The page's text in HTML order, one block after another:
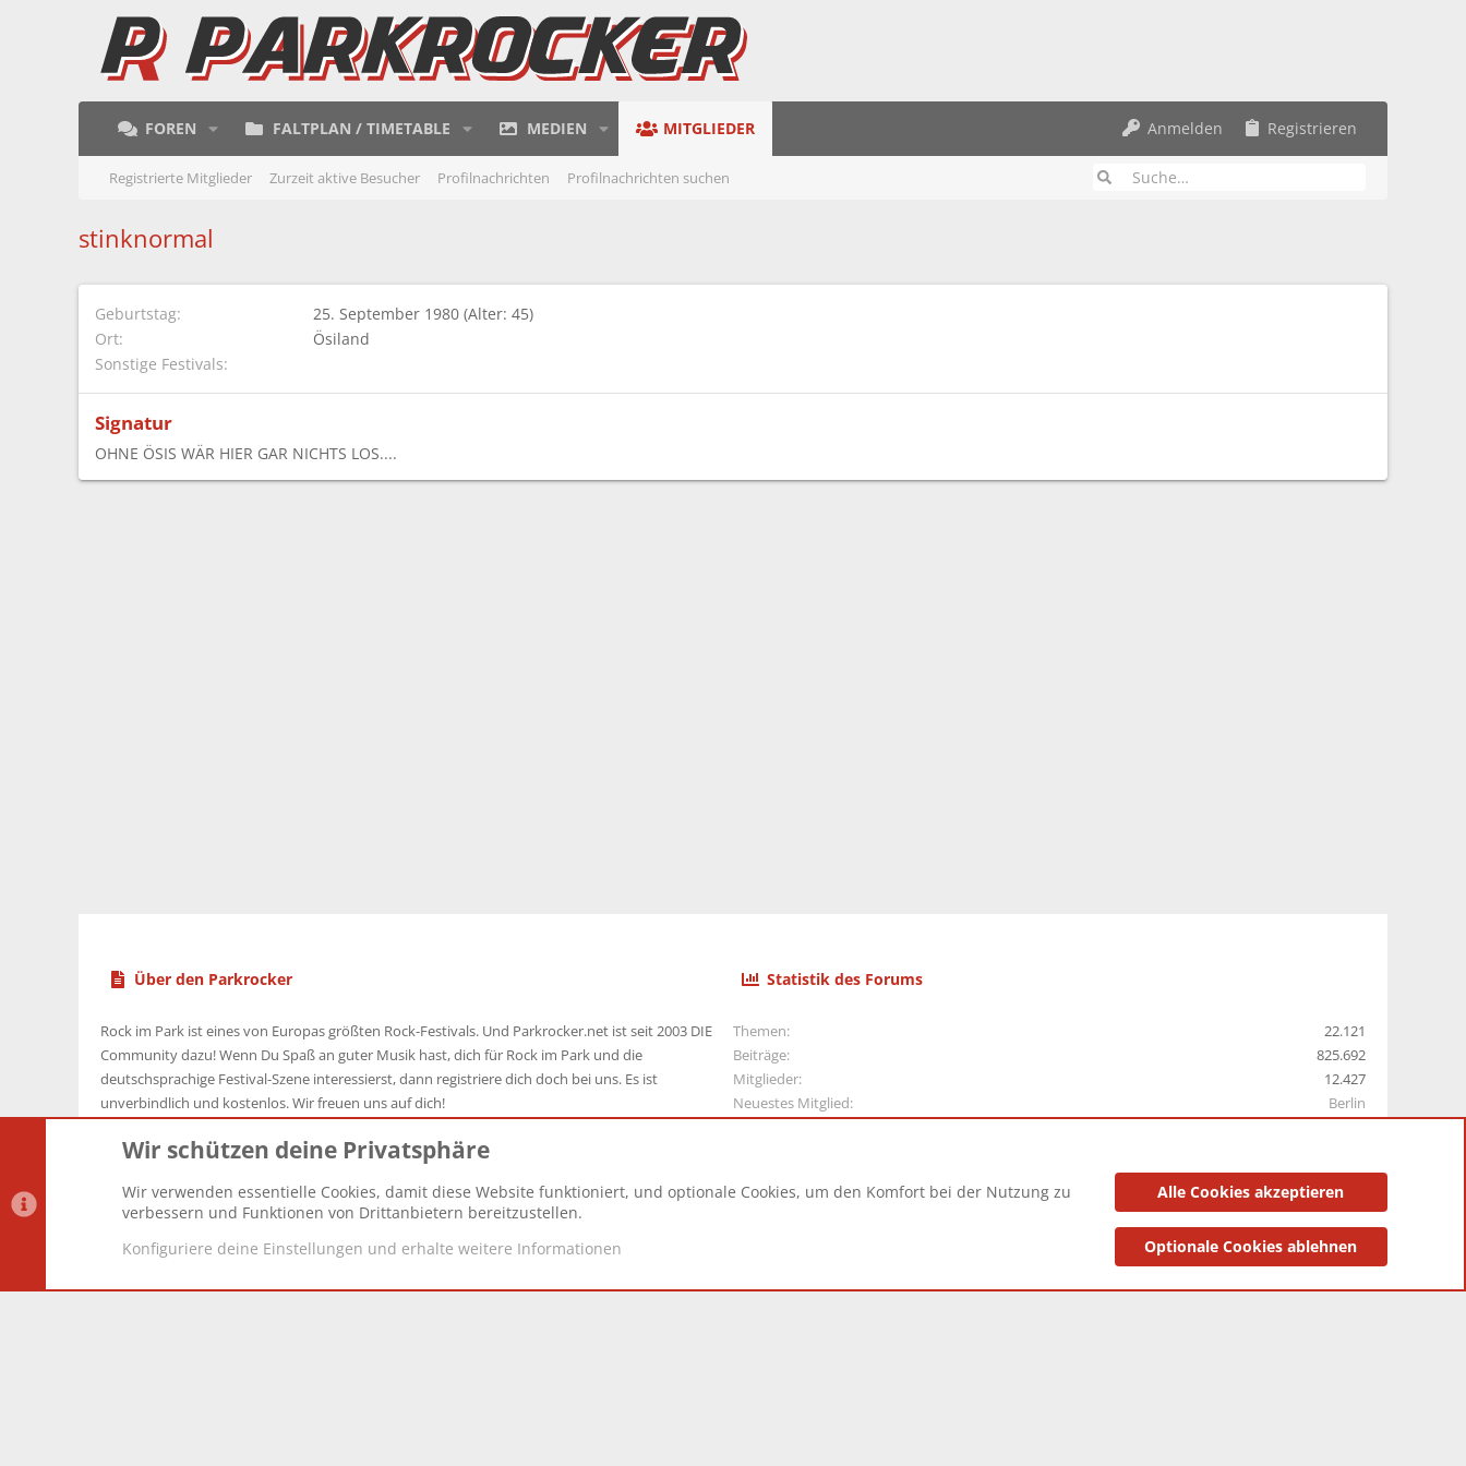
FOREN FALTPLAN / TIMETABLE MEDIEN MITGLIEDER Anmelden Registrieren
Registrierte Mitglieder Zurzeit aktive Besucher Profilnachrichten Profilnachrichten suchen
stinknormal
Geburtstag
25. September 1980 (Alter: 45)
Ort
Ösiland
Sonstige Festivals
Signatur
OHNE ÖSIS WÄR HIER GAR NICHTS LOS....
Über den Parkrocker
Rock im Park ist eines von Europas größten Rock-Festivals. Und Parkrocker.net ist seit 2003 DIE
Community dazu! Wenn Du Spaß an guter Musik hast, dich für Rock im Park und die
deutschsprachige Festival-Szene interessierst, dann registriere dich doch bei uns. Es ist
unverbindlich und kostenlos. Wir freuen uns auf dich!
Statistik des Forums
Themen
22.121
Beiträge
825.692
Mitglieder
12.427
Neuestes Mitglied
Berlin
Datenschutz-Einstellungen PR Light Deutsch [Du] Datenschutzerklärung Impressum
Wir schützen deine Privatsphäre
Wir verwenden essentielle Cookies, damit diese Website funktioniert, und optionale Cookies, um den Komfort bei der Nutzung zu
verbessern und Funktionen von Drittanbietern bereitzustellen.
Konfiguriere deine Einstellungen und erhalte weitere Informationen
Alle Cookies akzeptieren
Optionale Cookies ablehnen